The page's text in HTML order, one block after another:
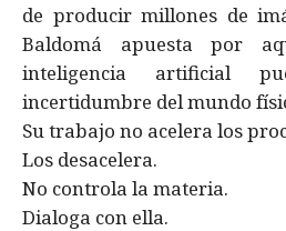
de producir millones de
Baldomá apuesta por
inteligencia artificial
incertidumbre del mundo
Su trabajo no acelera los
Los desacelera.
No controla la materia.
Dialoga con ella.